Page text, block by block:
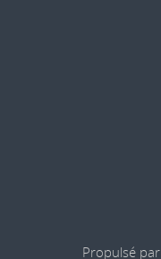
Propulsé par